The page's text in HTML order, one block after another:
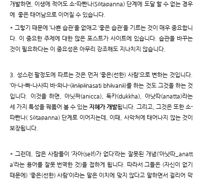
개발하면, 이생에 적어도 소-따빤나(Sōtapanna) 단계에 도달 할 수 없는 경우
에 좋은 태어남으로 이어질 수 있습니다.
* 그렇기 때문에 ‘나쁜 습관’을 없애고 ‘좋은 습관’을 기르는 것이 매우 중요합니
다. 이 중요한 주제에 대한 많은 포스트가 사이트에 있습니다. 습관을 바꾸는
것이 필요하다는 이 중요성은 아무리 강조해도 지나치지 않습니다.
3. 성스런 팔정도에 따르는 것은 먼저 ‘좋은(선한) 사람’으로 변하는 것입니다.
‘아-나-빠-나사띠 바-와나-(ānāpānasati bhāvanā)를 하는 것도 그것을 하는 것
입니다. 이것을 하면, 아닛짜(anicca), 둑카(dukkha), 아낫따(anatta)라는
세 가지 특성을 꿰뚫어 볼 수 있는 지혜가 개발됩니다. 그리고, 그것은 또한 소-
따빤나( Sōtapanna) 단계로 이어지는데, 이때, 사악처에 태어나지 않는 것이
보장됩니다.
* 그런데, 많은 사람들이 ‘자아(self)가 없다’라는 잘못된 개념(‘아낫따_anatt
a’라는 용어를 잘못 번역한 것)을 접하게 됩니다. 따라서 그들은 (자신이 없기
때문에) ‘좋은(선한) 사람’이라는 말은 이치에 맞지 않다고 말하면서 걸리어 막